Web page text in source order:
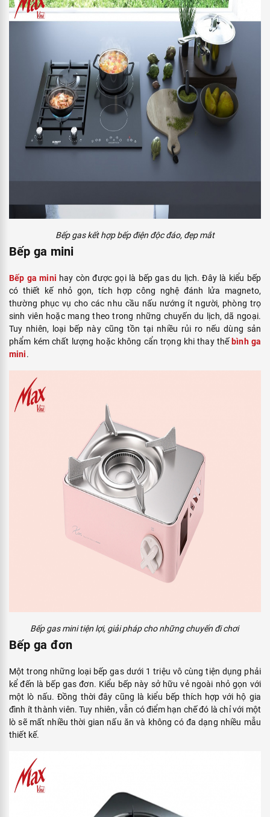
Bếp gas kết hợp bếp điện độc đáo, đẹp mắt
Bếp ga mini
Bếp ga mini hay còn được gọi là bếp gas du lịch. Đây là kiểu bếp
có thiết kế nhỏ gọn, tích hợp công nghệ đánh lửa magneto,
thường phục vụ cho các nhu cầu nấu nướng ít người, phòng trọ
sinh viên hoặc mang theo trong những chuyến du lịch, dã ngoại.
Tuy nhiên, loại bếp này cũng tồn tại nhiều rủi ro nếu dùng sản
phẩm kém chất lượng hoặc không cẩn trọng khi thay thế bình ga
mini.
Bếp gas mini tiện lợi, giải pháp cho những chuyến đi chơi
Bếp ga đơn
Một trong những loại bếp gas dưới 1 triệu vô cùng tiện dụng phải
kể đến là bếp gas đơn. Kiểu bếp này sở hữu vẻ ngoài nhỏ gọn với
một lò nấu. Đồng thời đây cũng là kiểu bếp thích hợp với hộ gia
đình ít thành viên. Tuy nhiên, vẫn có điểm hạn chế đó là chỉ với một
lò sẽ mất nhiều thời gian nấu ăn và không có đa dạng nhiều mẫu
thiết kế.